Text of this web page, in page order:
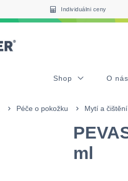
Individuálni ceny
Shop O nás
Péče o pokožku Mytí a
ml